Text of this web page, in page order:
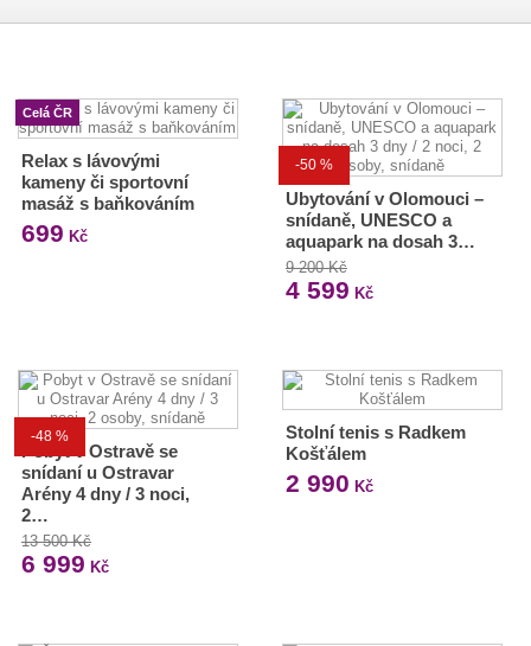
Celá ČR
Relax s lávovými
kameny či sportovní
masáž s baňkováním
699 Kč
-50 %
Ubytování v Olomouci –
snídaně, UNESCO a
aquapark na dosah 3…
9 200 Kč
4 599 Kč
-48 %
Pobyt v Ostravě se
snídaní u Ostravar
Arény 4 dny / 3 noci,
2…
13 500 Kč
6 999 Kč
Stolní tenis s Radkem
Košťálem
2 990 Kč